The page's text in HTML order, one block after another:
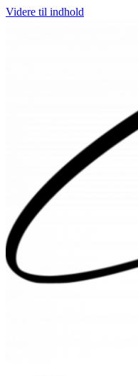
Videre til indhold